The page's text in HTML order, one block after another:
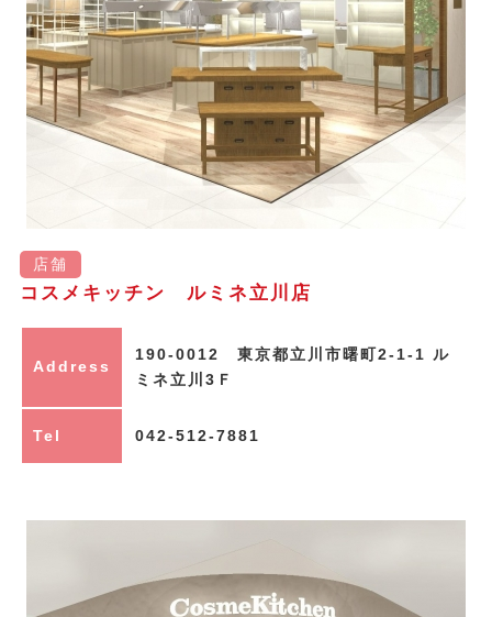
店舗
コスメキッチン ルミネ立川店
Address
190-0012 東京都立川市曙町2-1-1 ル
ミネ立川3Ｆ
Tel 042-512-7881